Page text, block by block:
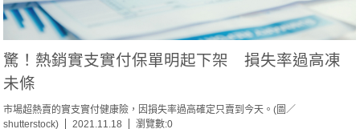
驚！熱銷實支實付保單明起下架 損失率過高凍
未條
市場超熱賣的實支實付健康險，因損失率過高確定只賣到今天。(圖／
shutterstock)
2021.11.18 瀏覽數:0